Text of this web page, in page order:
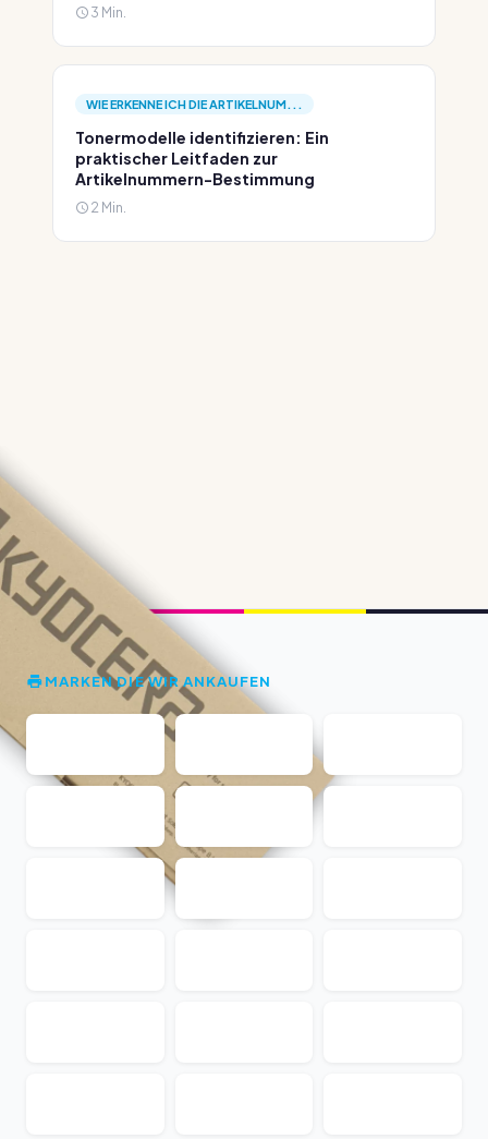
3 Min.
WIE ERKENNE ICH DIE ARTIKELNUM...
Tonermodelle identifizieren: Ein
praktischer Leitfaden zur
Artikelnummern-Bestimmung
2 Min.
MARKEN DIE WIR ANKAUFEN